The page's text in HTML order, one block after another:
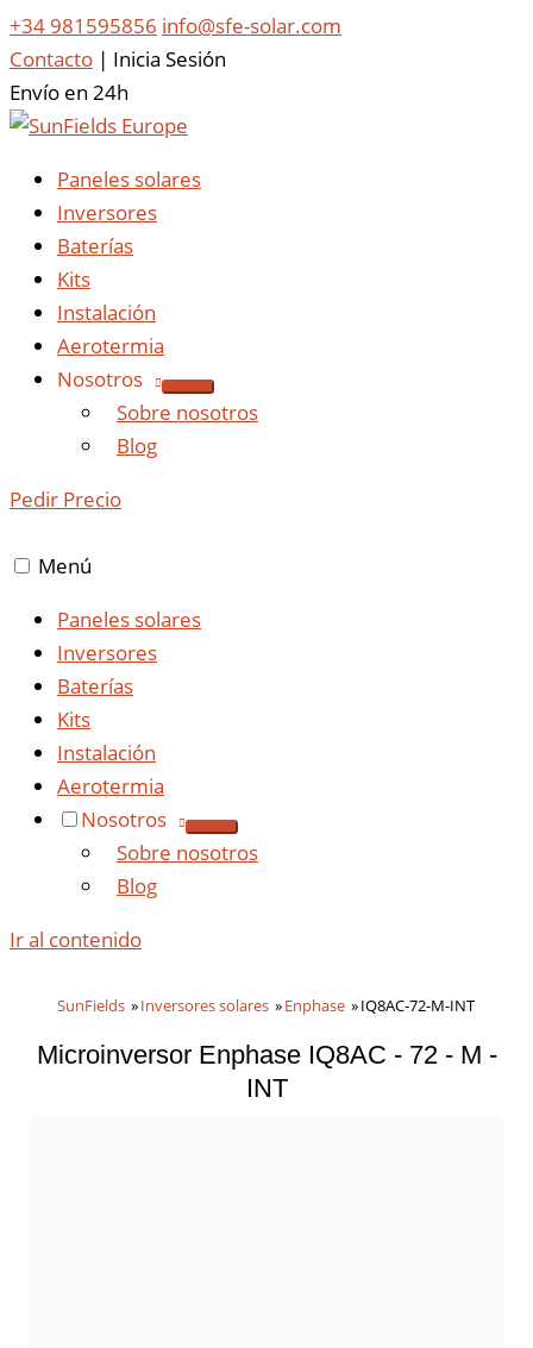
+34 981595856 info@sfe-solar.com
Contacto | Inicia Sesión
Envío en 24h
Paneles solares
Inversores
Baterías
Kits
Instalación
Aerotermia
Nosotros
Sobre nosotros
Blog
Pedir Precio
Menú
Paneles solares
Inversores
Baterías
Kits
Instalación
Aerotermia
Nosotros
Sobre nosotros
Blog
Ir al contenido
SunFields Inversores solares Enphase IQ8AC-72-M-INT
Microinversor Enphase IQ8AC - 72 - M -
INT